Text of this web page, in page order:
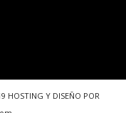
HOSTING Y DISEÑO POR